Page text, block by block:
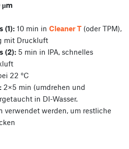
µm
(1): 10 min in Cleaner T (oder TPM),
mit Druckluft
(2): 5 min in IPA, schnelles
22 °C
2×5 min (umdrehen und
in DI-Wasser.
verwendet werden, um restliche